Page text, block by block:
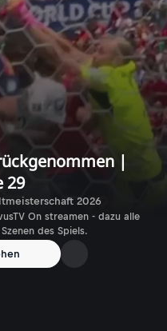
|
29
2026
On streamen - dazu alle
des Spiels.